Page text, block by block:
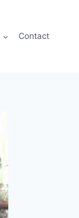
Contact